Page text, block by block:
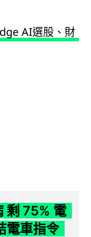
剩 75% 電
電車指令